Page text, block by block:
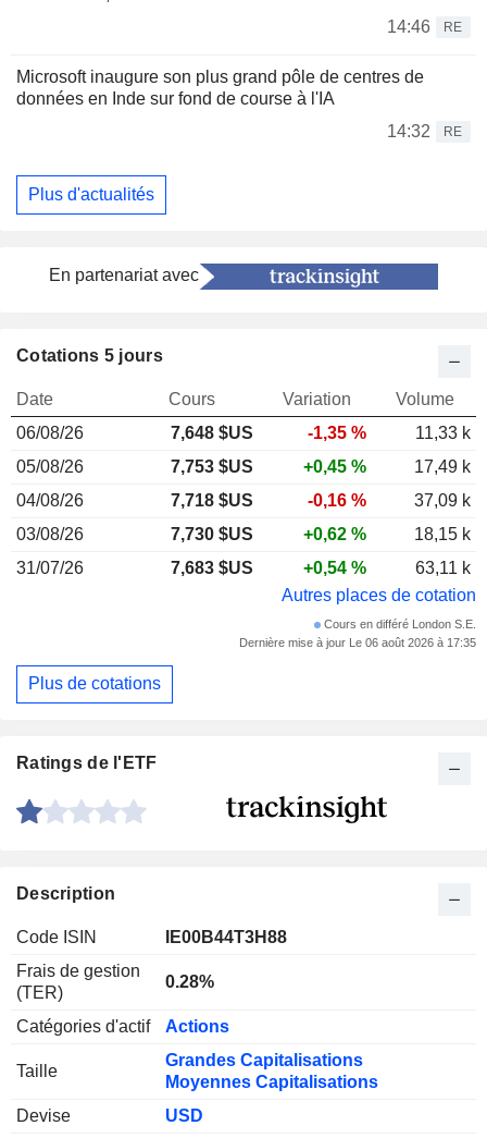
14:46
RE
Microsoft inaugure son plus grand pôle de centres de
données en Inde sur fond de course à l'IA
14:32
RE
Plus d'actualités
En partenariat avec
Cotations 5 jours
Date Cours Variation
Volume
06/08/26
7,648 $US -1,35 %
11,33 k
05/08/26
7,753 $US +0,45 %
17,49 k
04/08/26
7,718 $US -0,16 %
37,09 k
03/08/26
7,730 $US +0,62 %
18,15 k
31/07/26
7,683 $US +0,54 %
63,11 k
Autres places de cotation
Cours en différé London S.E.
Dernière mise à jour Le 06 août 2026 à 17:35
Plus de cotations
Ratings de l'ETF
Description
Code ISIN
IE00B44T3H88
Frais de gestion
(TER)
0.28%
Catégories d'actif Actions
Taille
Grandes Capitalisations
Moyennes Capitalisations
Devise
USD